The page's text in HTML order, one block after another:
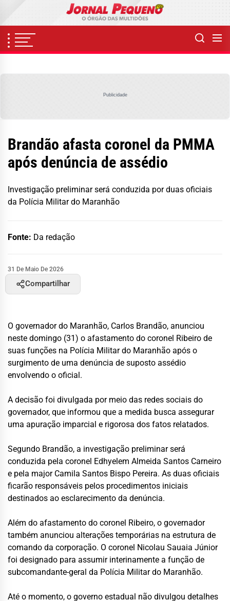
content
Publicidade
Brandão afasta coronel da PMMA
após denúncia de assédio
Investigação preliminar será conduzida por duas oficiais
da Polícia Militar do Maranhão
Fonte: Da redação
31 De Maio De 2026
Compartilhar
O governador do Maranhão, Carlos Brandão, anunciou
neste domingo (31) o afastamento do coronel Ribeiro de
suas funções na Polícia Militar do Maranhão após o
surgimento de uma denúncia de suposto assédio
envolvendo o oficial.
A decisão foi divulgada por meio das redes sociais do
governador, que informou que a medida busca assegurar
uma apuração imparcial e rigorosa dos fatos relatados.
Segundo Brandão, a investigação preliminar será
conduzida pela coronel Edhyelem Almeida Santos Carneiro
e pela major Camila Santos Bispo Pereira. As duas oficiais
ficarão responsáveis pelos procedimentos iniciais
destinados ao esclarecimento da denúncia.
Além do afastamento do coronel Ribeiro, o governador
também anunciou alterações temporárias na estrutura de
comando da corporação. O coronel Nicolau Sauaia Júnior
foi designado para assumir interinamente a função de
subcomandante-geral da Polícia Militar do Maranhão.
Até o momento, o governo estadual não divulgou detalhes